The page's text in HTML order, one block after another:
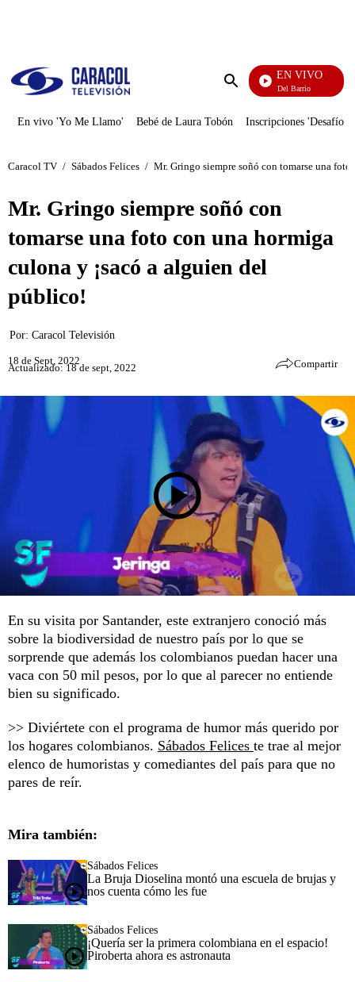
Enviar
EN VIVO
María La Del Barrio
En vivo 'Yo Me Llamo' Bebé de Laura Tobón Inscripciones 'Desafío'
Caracol TV / Sábados Felices / Mr. Gringo siempre soñó con tomarse una
Mr. Gringo siempre soñó con
tomarse una foto con una hormiga
culona y ¡sacó a alguien del
público!
Por: Caracol Televisión
18 de Sept, 2022
Actualizado: 18 de sept, 2022 Compartir
En su visita por Santander, este extranjero conoció más
sobre la biodiversidad de nuestro país por lo que se
sorprende que además los colombianos puedan hacer una
vaca con 50 mil pesos, por lo que al parecer no entiende
bien su significado.
>> Diviértete con el programa de humor más querido por
los hogares colombianos. Sábados Felices te trae al mejor
elenco de humoristas y comediantes del país para que no
pares de reír.
Mira también:
Sábados Felices
La Bruja Dioselina montó una escuela de brujas y
nos cuenta cómo les fue
Sábados Felices
¡Quería ser la primera colombiana en el espacio!
Piroberta ahora es astronauta